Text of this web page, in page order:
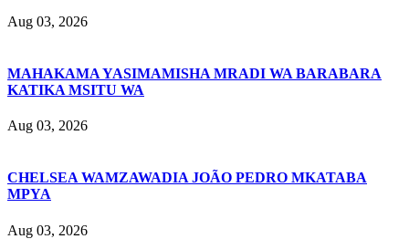
Aug 03, 2026
MAHAKAMA YASIMAMISHA MRADI WA BARABARA
KATIKA MSITU WA
Aug 03, 2026
CHELSEA WAMZAWADIA JOÃO PEDRO MKATABA
MPYA
Aug 03, 2026